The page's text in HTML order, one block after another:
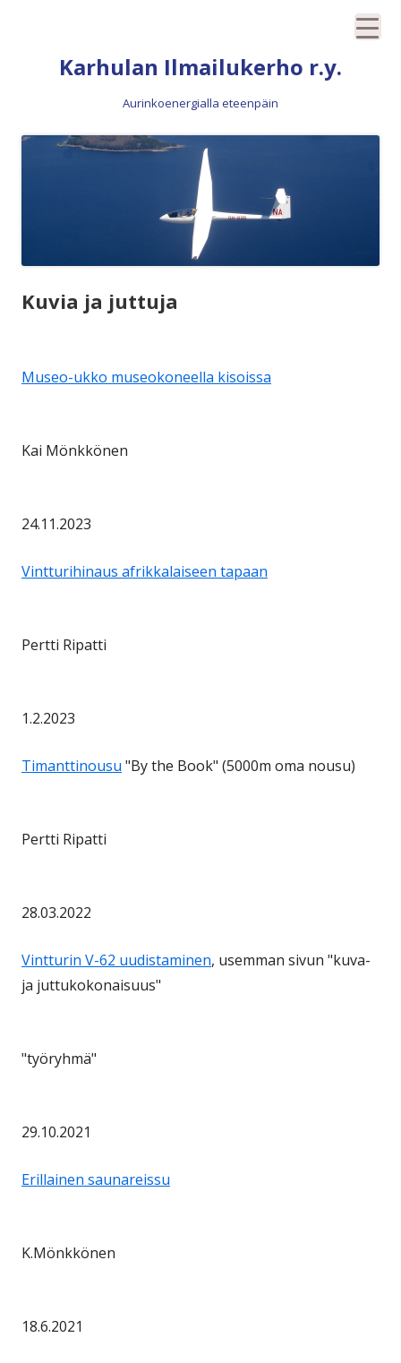
Karhulan Ilmailukerho r.y.
Aurinkoenergialla eteenpäin
Kuvia ja juttuja
Museo-ukko museokoneella kisoissa
Kai Mönkkönen
24.11.2023
Vintturihinaus afrikkalaiseen tapaan
Pertti Ripatti
1.2.2023
Timanttinousu "By the Book" (5000m oma nousu)
Pertti Ripatti
28.03.2022
Vintturin V-62 uudistaminen, usemman sivun "kuva-
ja juttukokonaisuus"
"työryhmä"
29.10.2021
Erillainen saunareissu
K.Mönkkönen
18.6.2021